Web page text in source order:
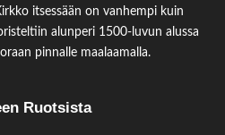
itsessään on vanhempi kuin
alunperi 1500-luvun alussa
pinnalle maalaamalla.
Ruotsista